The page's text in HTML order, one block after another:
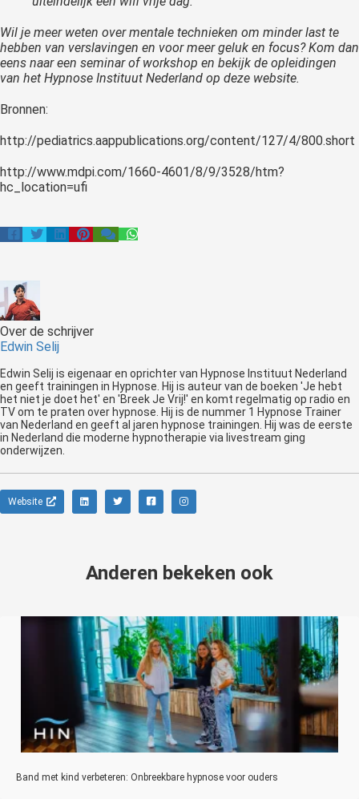
Wil je meer weten over mentale technieken om minder last te
hebben van verslavingen en voor meer geluk en focus? Kom dan
eens naar een seminar of workshop en bekijk de opleidingen
van het Hypnose Instituut Nederland op deze website.
Bronnen:
http://pediatrics.aappublications.org/content/127/4/800.short
http://www.mdpi.com/1660-4601/8/9/3528/htm?
hc_location=ufi
Over de schrijver
Edwin Selij
Edwin Selij is eigenaar en oprichter van Hypnose Instituut Nederland
en geeft trainingen in Hypnose. Hij is auteur van de boeken 'Je hebt
het niet je doet het' en 'Breek Je Vrij!' en komt regelmatig op radio en
TV om te praten over hypnose. Hij is de nummer 1 Hypnose Trainer
van Nederland en geeft al jaren hypnose trainingen. Hij was de eerste
in Nederland die moderne hypnotherapie via livestream ging
onderwijzen.
Website
Anderen bekeken ook
Band met kind verbeteren: Onbreekbare hypnose voor ouders